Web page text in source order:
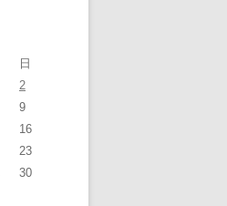
日
2
9
16
23
30